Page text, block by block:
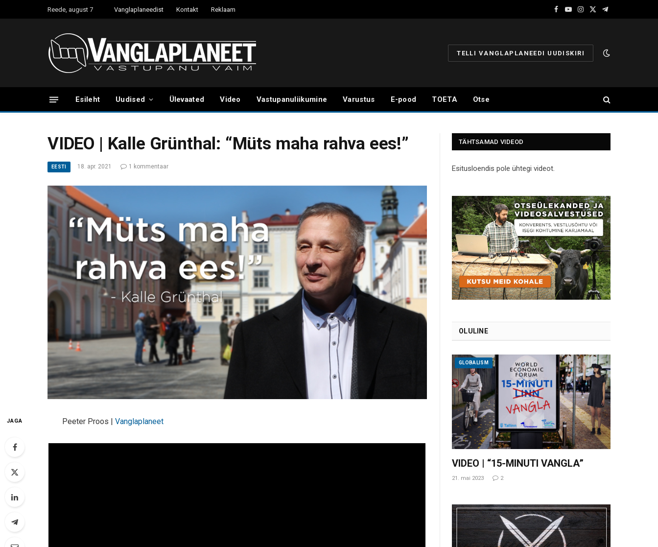
Reede, august 7 Vanglaplaneedist Kontakt Reklaam
Facebook
YouTube
Instagram
X
Telegram
TELLI VANGLAPLANEEDI UUDISKIRI
Esileht Uudised Ülevaated Video Vastupanuliikumine Varustus E-pood TOETA Otse
VIDEO | Kalle Grünthal: “Müts maha rahva ees!”
EESTI 18. apr. 2021 1 kommentaar
JAGA Peeter Proos |Vanglaplaneet
TÄHTSAMAD VIDEOD
Esitusloendis pole ühtegi videot.
OLULINE
GLOBALISM
VIDEO | “15-MINUTI VANGLA”
21. mai 2023 2